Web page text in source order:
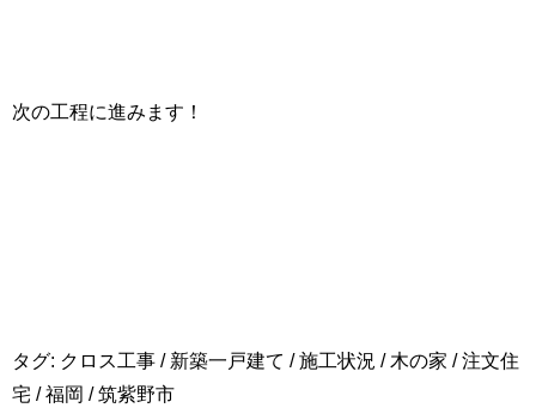
次の工程に進みます！
タグ: クロス工事 / 新築一戸建て /施工状況 / 木の家 /注文住
宅 /福岡 /筑紫野市